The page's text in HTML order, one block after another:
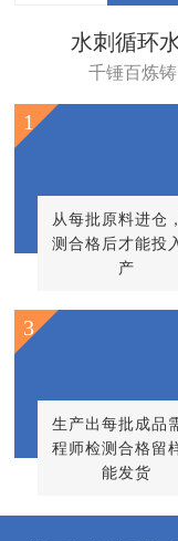
水刺循环
千锤百炼
从每批原料进仓
测合格后才能投
产
1
生产出每批成品
程师检测合格留
能发货
3